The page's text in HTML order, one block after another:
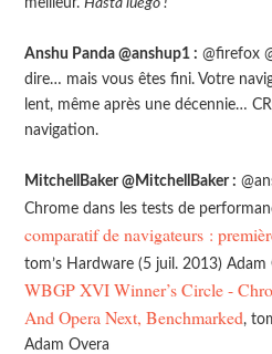
Anshu Panda @anshup1 : @firefox
dire… mais vous êtes fini. Votre
lent, même après une décennie…
navigation.
MitchellBaker @MitchellBaker :
Chrome dans les tests de
comparatif de navigateurs :
tom’s Hardware (5 juil. 2013)
WBGP XVI Winner’s Circle -
And Opera Next, Benchmarked,
Adam Overa